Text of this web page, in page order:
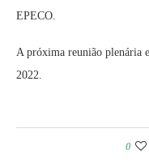
EPECO.
A próxima reunião plenária
2022.
0